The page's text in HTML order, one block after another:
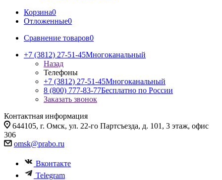
Корзина0
Отложенные0
Сравнение товаров0
+7 (3812) 27-51-45Многоканальный
Назад
Телефоны
+7 (3812) 27-51-45Многоканальный
8 (800) 777-83-77Бесплатно по России
Заказать звонок
Контактная информация
644105, г. Омск, ул. 22-го Партсъезда, д. 101, 3 этаж, офис
306
omsk@prabo.ru
Вконтакте
Telegram